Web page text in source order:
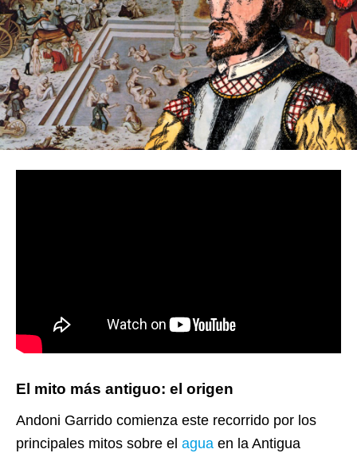
El mito más antiguo: el origen
Andoni Garrido comienza este recorrido por los
principales mitos sobre el agua en la Antigua